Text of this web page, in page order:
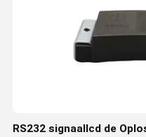
RS232 signaallcd de